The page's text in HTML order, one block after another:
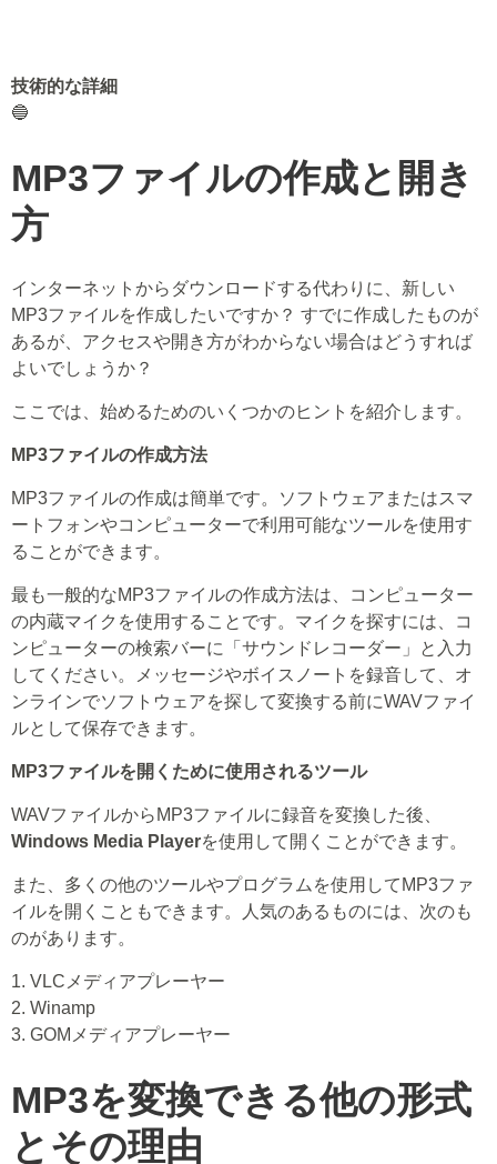
技術的な詳細
🔵
MP3ファイルの作成と開き
方
インターネットからダウンロードする代わりに、新しい
MP3ファイルを作成したいですか？ すでに作成したものが
あるが、アクセスや開き方がわからない場合はどうすれば
よいでしょうか？
ここでは、始めるためのいくつかのヒントを紹介します。
MP3ファイルの作成方法
MP3ファイルの作成は簡単です。ソフトウェアまたはスマ
ートフォンやコンピューターで利用可能なツールを使用す
ることができます。
最も一般的なMP3ファイルの作成方法は、コンピューター
の内蔵マイクを使用することです。マイクを探すには、コ
ンピューターの検索バーに「サウンドレコーダー」と入力
してください。メッセージやボイスノートを録音して、オ
ンラインでソフトウェアを探して変換する前にWAVファイ
ルとして保存できます。
MP3ファイルを開くために使用されるツール
WAVファイルからMP3ファイルに録音を変換した後、
Windows Media Playerを使用して開くことができます。
また、多くの他のツールやプログラムを使用してMP3ファ
イルを開くこともできます。人気のあるものには、次のも
のがあります。
1. VLCメディアプレーヤー
2. Winamp
3. GOMメディアプレーヤー
MP3を変換できる他の形式
とその理由